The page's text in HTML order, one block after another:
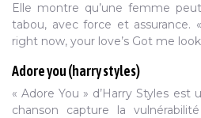
Elle montre qu’une femme
tabou, avec force et assurance.
right now, your love’s Got me
Adore you (harry styles)
« Adore You » d’Harry Styles est
chanson capture la